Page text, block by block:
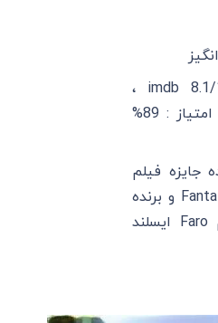
امتیاز imdb 8.1/10 ،
امتیاز گوگل 94% و امتیاز : 89%
جایزه فیلم
کوتاه Fantafestival 1985 و برنده
جایزه جشنواره فیلم Faro ایسلند